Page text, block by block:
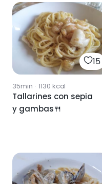
15
35min · 1130 kcal
Tallarines con sepia
y gambas🍴